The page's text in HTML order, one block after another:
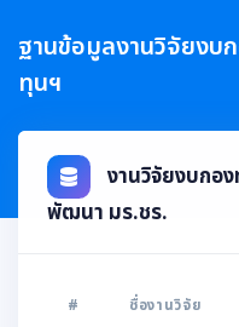
ฐานข้อมูลงานวิจัยงบ
ทุนฯ
งานวิจัยงบกอ
พัฒนา มร.ชร.
# ชื่องานวิจัย